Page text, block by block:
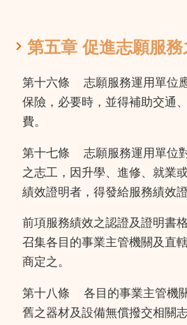
第五章 促進志願服務
第十六條
志願服務運用單位
保險，必要時，並得補助交通
費。
第十七條
志願服務運用單位
之志工，因升學、進修、就業
績效證明者，得發給服務績效證
前項服務績效之認證及證明書
召集各目的事業主管機關及直
商定之。
第十八條
各目的事業主管機
舊之器材及設備無償撥交相關